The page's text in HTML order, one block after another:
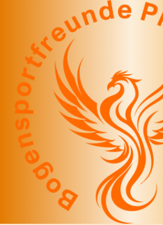
springen